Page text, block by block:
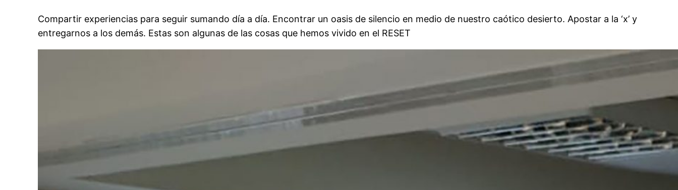
Compartir experiencias para seguir sumando día a día. Encontrar un oasis de silencio en medio de nuestro caótico desierto. Apostar a la ‘x’ y
entregarnos a los demás. Estas son algunas de las cosas que hemos vivido en el RESET